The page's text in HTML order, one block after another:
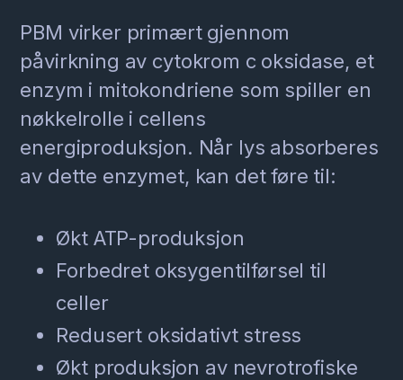
PBM virker primært gjennom
påvirkning av cytokrom c oksidase, et
enzym i mitokondriene som spiller en
nøkkelrolle i cellens
energiproduksjon. Når lys absorberes
av dette enzymet, kan det føre til:
Økt ATP-produksjon
Forbedret oksygentilførsel til
celler
Redusert oksidativt stress
Økt produksjon av nevrotrofiske